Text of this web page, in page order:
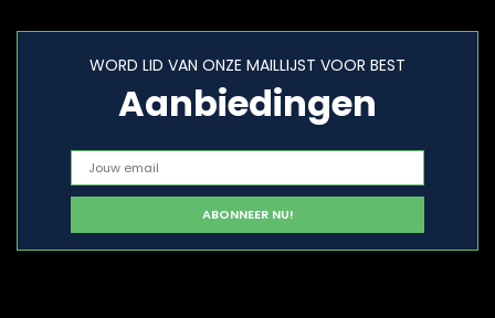
WORD LID VAN ONZE MAILLIJST VOOR BEST
Aanbiedingen